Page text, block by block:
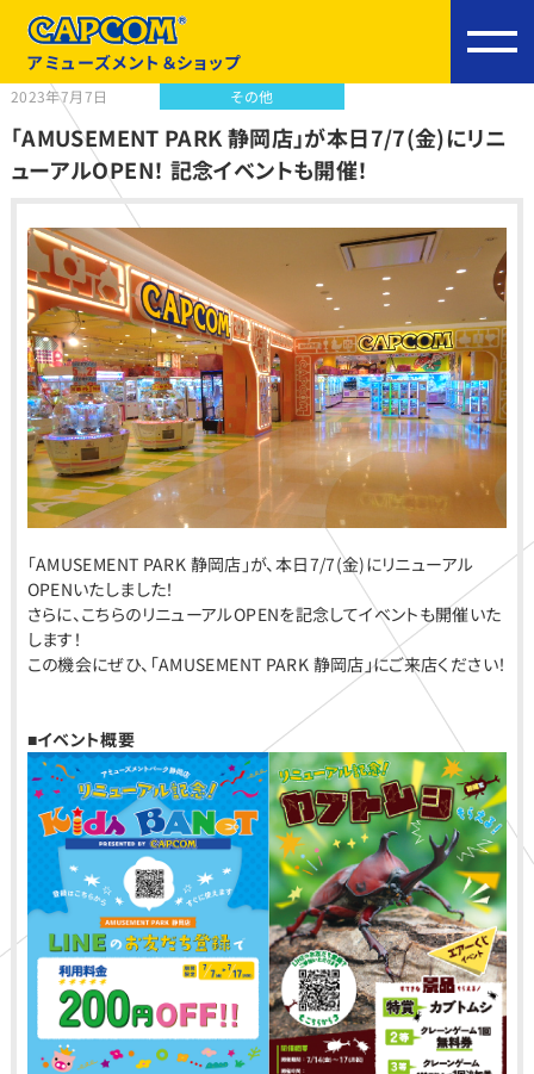
アミューズメント＆ショップ
2023年7月7日 その他
「AMUSEMENT PARK 静岡店」が本日7/7(金)にリニ
ューアルOPEN！ 記念イベントも開催！
「AMUSEMENT PARK 静岡店」が、本日7/7(金)にリニューアル
OPENいたしました！
さらに、こちらのリニューアルOPENを記念してイベントも開催いた
します！
この機会にぜひ、「AMUSEMENT PARK 静岡店」にご来店ください！
■イベント概要